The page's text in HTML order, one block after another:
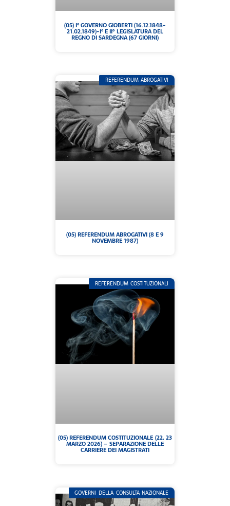
(05) I° GOVERNO GIOBERTI (16.12.1848-
21.02.1849)-I° E II° LEGISLATURA DEL
REGNO DI SARDEGNA (67 GIORNI)
REFERENDUM ABROGATIVI
(05) REFERENDUM ABROGATIVI (8 E 9
NOVEMBRE 1987)
REFERENDUM COSTITUZIONALI
(05) REFERENDUM COSTITUZIONALE (22, 23
MARZO 2026) – SEPARAZIONE DELLE
CARRIERE DEI MAGISTRATI
GOVERNI DELLA CONSULTA NAZIONALE